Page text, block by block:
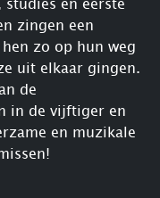
zingen een
zo op hun weg
uit elkaar gingen.
de
in de vijftiger en
en muzikale